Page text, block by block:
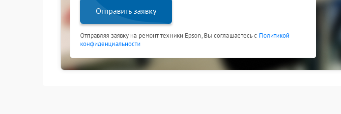
Отправить заявку
Отправляя заявку на ремонт техники Epson, Вы соглашаетесь с Политикой
конфиденциальности